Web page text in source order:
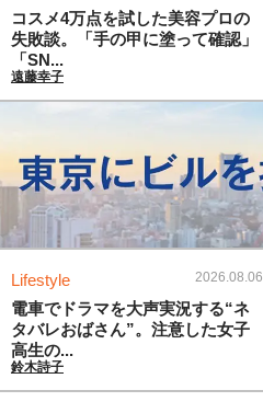
コスメ4万点を試した美容プロの
失敗談。「手の甲に塗って確認」
「SN...
遠藤幸子
Lifestyle 2026.08.06
電車でドラマを大声実況する“ネ
タバレおばさん”。注意した女子
高生の...
鈴木詩子